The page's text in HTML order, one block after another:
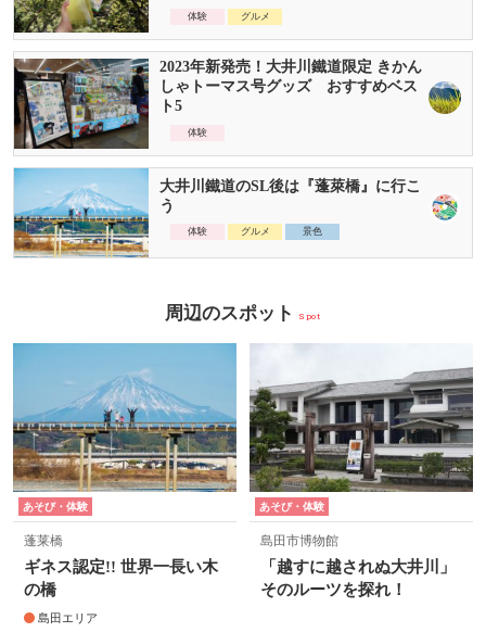
体験 グルメ
2023年新発売！大井川鐵道限定 きかん
しゃトーマス号グッズ おすすめベス
ト5
体験
大井川鐵道のSL後は『蓬萊橋』に行こ
う
体験 グルメ 景色
周辺のスポット Spot
あそび・体験
蓬莱橋
ギネス認定!! 世界一長い木
の橋
島田エリア
あそび・体験
島田市博物館
「越すに越されぬ大井川」
そのルーツを探れ！